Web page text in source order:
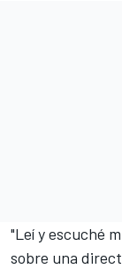
"Leí y escuché
sobre una